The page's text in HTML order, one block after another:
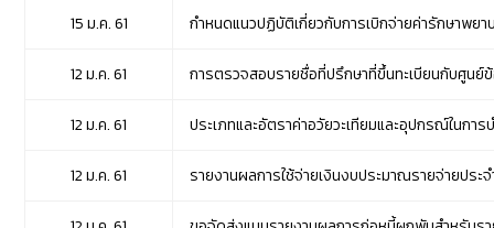
15 ม.ค. 61 กำหนดแนวปฏิบัติเกี่ยวกับการเบิกจ่ายค่ารักษาพ
12 ม.ค. 61 การตรวจสอบรายชื่อที่ปรึกษาที่ขึ้นทะเบียนกับศูน
12 ม.ค. 61 ประเภทและอัตราค่าอวัยวะเทียมและอุปกรณ์ในกา
12 ม.ค. 61 รายงานผลการใช้จ่ายเงินงบประมาณรายจ่ายประจ